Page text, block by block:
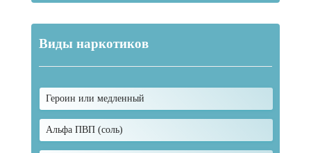
Виды наркотиков
Героин или медленный
Альфа ПВП (соль)